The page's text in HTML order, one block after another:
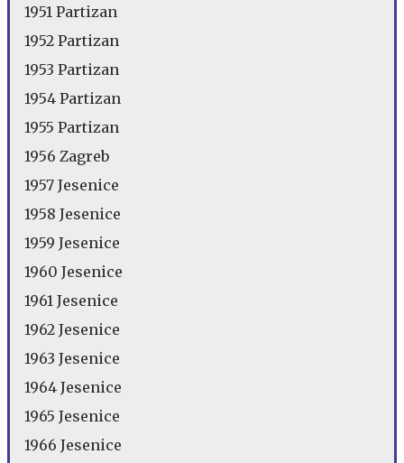
1951 Partizan
1952 Partizan
1953 Partizan
1954 Partizan
1955 Partizan
1956 Zagreb
1957 Jesenice
1958 Jesenice
1959 Jesenice
1960 Jesenice
1961 Jesenice
1962 Jesenice
1963 Jesenice
1964 Jesenice
1965 Jesenice
1966 Jesenice